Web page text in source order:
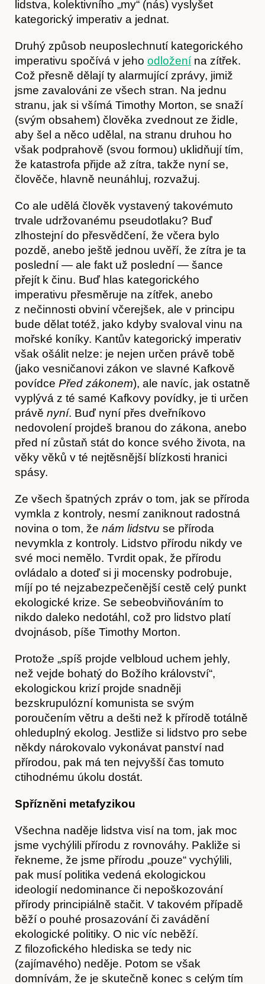
Časopis
Hostcast
lidstva, kolektivního „my“ (nás) vyslyšet
kategorický imperativ a jednat.
Druhý způsob neuposlechnutí kategorického
imperativu spočívá v jeho odložení na zítřek.
Což přesně dělají ty alarmující zprávy, jimiž
jsme zavalováni ze všech stran. Na jednu
stranu, jak si všímá Timothy Morton, se snaží
(svým obsahem) člověka zvednout ze židle,
aby šel a něco udělal, na stranu druhou ho
však podprahově (svou formou) uklidňují tím,
že katastrofa přijde až zítra, takže nyní se,
člověče, hlavně neunáhluj, rozvažuj.
Co ale udělá člověk vystavený takovémuto
trvale udržovanému pseudotlaku? Buď
zlhostejní do přesvědčení, že včera bylo
pozdě, anebo ještě jednou uvěří, že zítra je ta
poslední — ale fakt už poslední — šance
přejít k činu. Buď hlas kategorického
imperativu přesměruje na zítřek, anebo
z nečinnosti obviní včerejšek, ale v principu
bude dělat totéž, jako kdyby svaloval vinu na
mořské koníky. Kantův kategorický imperativ
však ošálit nelze: je nejen určen právě tobě
(jako vesničanovi zákon ve slavné Kafkově
povídce Před zákonem), ale navíc, jak ostatně
vyplývá z té samé Kafkovy povídky, je ti určen
právě nyní. Buď nyní přes dveřníkovo
nedovolení projdeš branou do zákona, anebo
před ní zůstaň stát do konce svého života, na
věky věků v té nejtěsnější blízkosti hranici
spásy.
Ze všech špatných zpráv o tom, jak se příroda
vymkla z kontroly, nesmí zaniknout radostná
novina o tom, že nám lidstvu se příroda
nevymkla z kontroly. Lidstvo přírodu nikdy ve
své moci nemělo. Tvrdit opak, že přírodu
ovládalo a doteď si ji mocensky podrobuje,
míjí po té nejzabezpečenější cestě celý punkt
ekologické krize. Se sebeobviňováním to
nikdo daleko nedotáhl, což pro lidstvo platí
dvojnásob, píše Timothy Morton.
Protože „spíš projde velbloud uchem jehly,
než vejde bohatý do Božího království“,
ekologickou krizí projde snadněji
bezskrupulózní komunista se svým
poroučením větru a dešti než k přírodě totálně
ohleduplný ekolog. Jestliže si lidstvo pro sebe
někdy nárokovalo vykonávat panství nad
přírodou, pak má ten nejvyšší čas tomuto
ctihodnému úkolu dostát.
Spřízněni metafyzikou
Všechna naděje lidstva visí na tom, jak moc
jsme vychýlili přírodu z rovnováhy. Pakliže si
řekneme, že jsme přírodu „pouze“ vychýlili,
pak musí politika vedená ekologickou
ideologií nedominance či nepoškozování
přírody principiálně stačit. V takovém případě
běží o pouhé prosazování či zavádění
ekologické politiky. O nic víc neběží.
Z filozofického hlediska se tedy nic
(zajímavého) neděje. Potom se však
domnívám, že je skutečně konec s celým tím